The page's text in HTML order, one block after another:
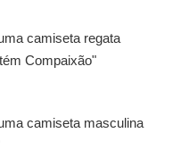
camiseta regata
Compaixão"
camiseta masculina